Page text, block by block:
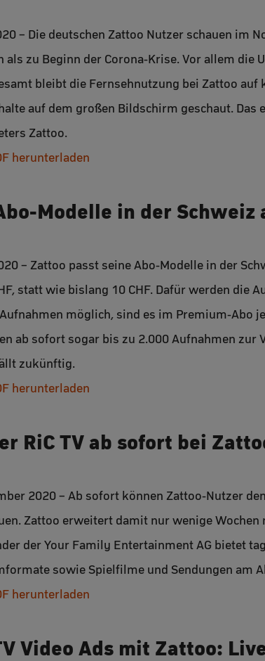
– Die deutschen Zattoo Nutzer schauen im
zu Beginn der Corona-Krise. Vor allem die
bleibt die Fernsehnutzung bei Zattoo auf
auf dem großen Bildschirm geschaut. Das
Zattoo.
herunterladen
Modelle in der Schweiz
– Zattoo passt seine Abo-Modelle in der
statt wie bislang 10 CHF. Dafür werden die
möglich, sind es im Premium-Abo
ab sofort sogar bis zu 2.000 Aufnahmen zur
zukünftig.
herunterladen
RiC TV ab sofort bei
2020 – Ab sofort können Zattoo-Nutzer
Zattoo erweitert damit nur wenige Wochen
der Your Family Entertainment AG bietet
sowie Spielfilme und Sendungen am
herunterladen
Video Ads mit Zattoo: